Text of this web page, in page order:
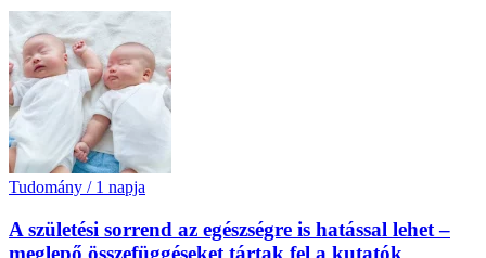
Tudomány / 1 napja
A születési sorrend az egészségre is hatással lehet –
meglepő összefüggéseket tártak fel a kutatók